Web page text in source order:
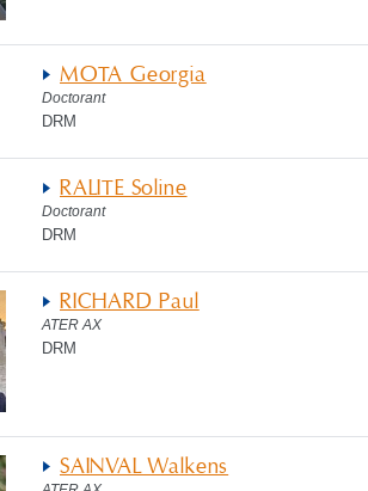
MOTA Georgia
Doctorant
DRM
RALITE Soline
Doctorant
DRM
RICHARD Paul
ATER AX
DRM
SAINVAL Walkens